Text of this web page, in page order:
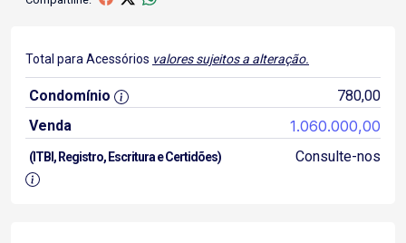
Total para Acessórios valores sujeitos a alteração.
Condomínio
780,00
Venda
1.060.000,00
(ITBI, Registro, Escritura e Certidões) Consulte-nos